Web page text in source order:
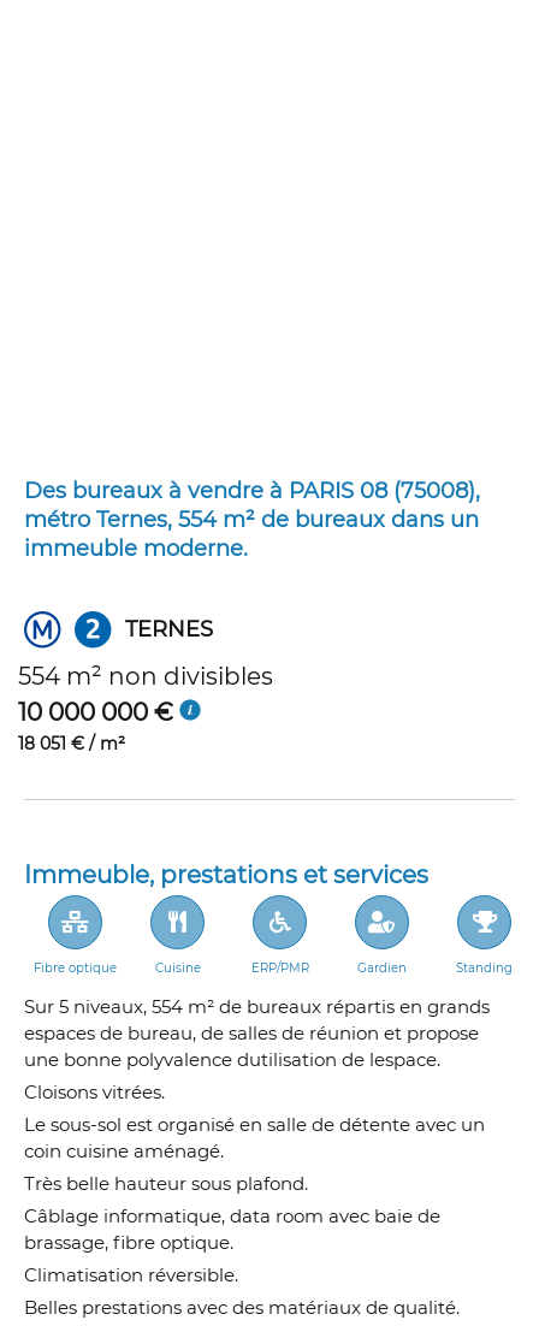
Des bureaux à vendre à PARIS 08 (75008),
métro Ternes, 554 m² de bureaux dans un
immeuble moderne.
TERNES
554 m² non divisibles
10 000 000 €
18 051 € / m²
Immeuble, prestations et services
Fibre optique Cuisine ERP/PMR Gardien Standing
Sur 5 niveaux, 554 m² de bureaux répartis en grands
espaces de bureau, de salles de réunion et propose
une bonne polyvalence dutilisation de lespace.
Cloisons vitrées.
Le sous-sol est organisé en salle de détente avec un
coin cuisine aménagé.
Très belle hauteur sous plafond.
Câblage informatique, data room avec baie de
brassage, fibre optique.
Climatisation réversible.
Belles prestations avec des matériaux de qualité.